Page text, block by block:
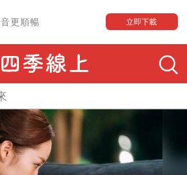
更順暢 立即下載